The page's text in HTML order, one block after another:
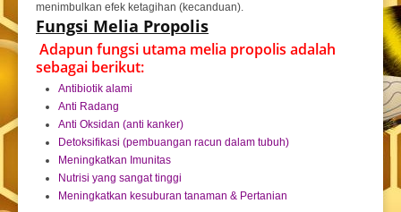
menimbulkan efek ketagihan (kecanduan).
Fungsi Melia Propolis
Adapun fungsi utama melia propolis adalah
sebagai berikut:
Antibiotik alami
Anti Radang
Anti Oksidan (anti kanker)
Detoksifikasi (pembuangan racun dalam tubuh)
Meningkatkan Imunitas
Nutrisi yang sangat tinggi
Meningkatkan kesuburan tanaman & Pertanian